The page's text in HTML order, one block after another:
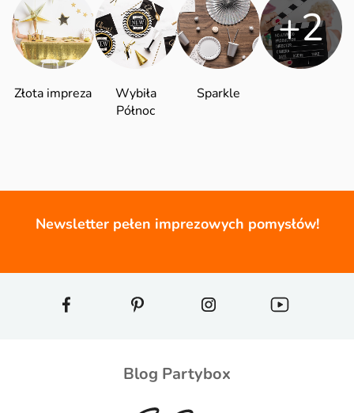
Złota impreza
Wybiła
Północ
Sparkle
+2
Newsletter pełen imprezowych pomysłów!
Blog Partybox